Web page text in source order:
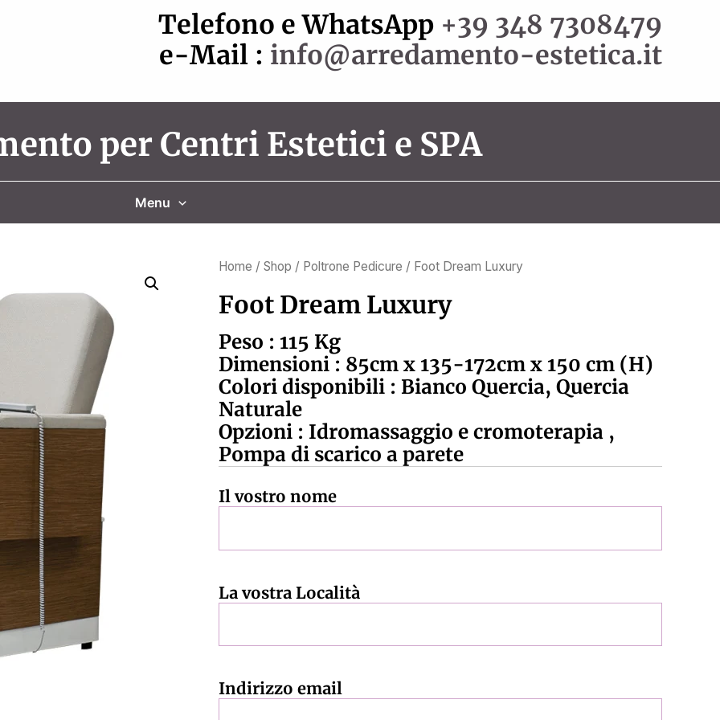
Telefono e WhatsApp +39 348 7308479
e-Mail : info@arredamento-estetica.it
per Centri Estetici e SPA
Menu
Home / Shop / Poltrone Pedicure / Foot Dream Luxury
Foot Dream Luxury
Peso : 115 Kg
Dimensioni : 85cm x 135-172cm x 150 cm (H)
Colori disponibili : Bianco Quercia, Quercia
Naturale
Opzioni : Idromassaggio e cromoterapia ,
Pompa di scarico a parete
Il vostro nome
La vostra Località
Indirizzo email